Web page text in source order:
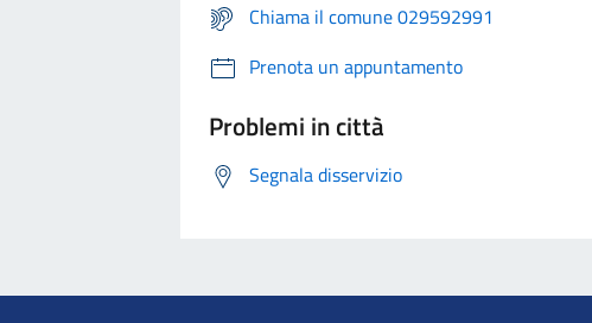
Chiama il comune 029592991
Prenota un appuntamento
Problemi in città
Segnala disservizio